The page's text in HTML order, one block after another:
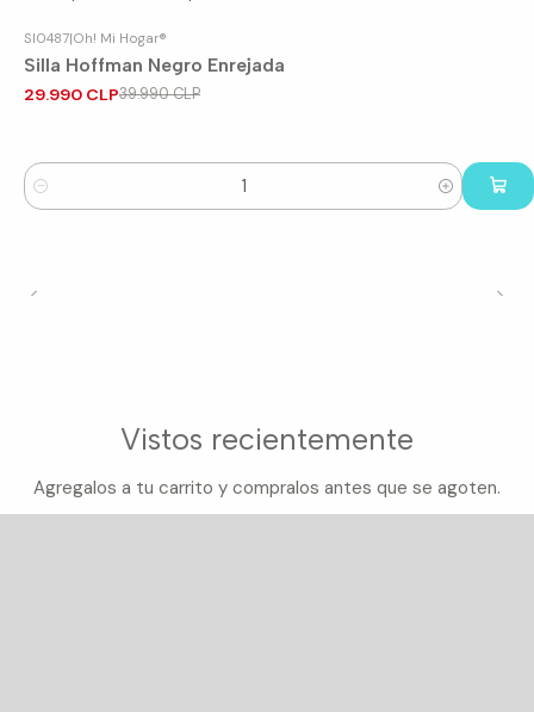
OFF
SI0487|Oh! Mi Hogar®
Silla Hoffman Negro Enrejada
29.990 CLP39.990 CLP
Cantidad
Vistos recientemente
Agregalos a tu carrito y compralos antes que se agoten.